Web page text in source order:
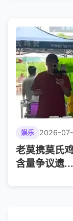
娱乐 2026-
老莫携莫氏
含量争议遗...